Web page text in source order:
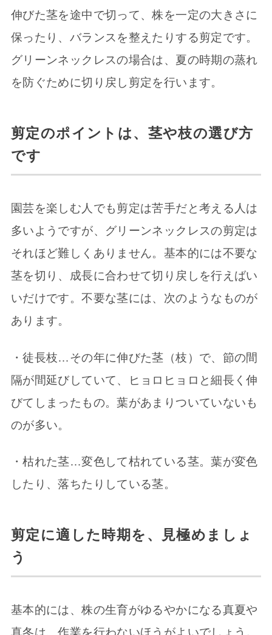
伸びた茎を途中で切って、株を一定の大きさに
保ったり、バランスを整えたりする剪定です。
グリーンネックレスの場合は、夏の時期の蒸れ
を防ぐために切り戻し剪定を行います。
剪定のポイントは、茎や枝の選び方
です
園芸を楽しむ人でも剪定は苦手だと考える人は
多いようですが、グリーンネックレスの剪定は
それほど難しくありません。基本的には不要な
茎を切り、成長に合わせて切り戻しを行えばい
いだけです。不要な茎には、次のようなものが
あります。
・徒長枝…その年に伸びた茎（枝）で、節の間
隔が間延びしていて、ヒョロヒョロと細長く伸
びてしまったもの。葉があまりついていないも
のが多い。
・枯れた茎…変色して枯れている茎。葉が変色
したり、落ちたりしている茎。
剪定に適した時期を、見極めましょ
う
基本的には、株の生育がゆるやかになる真夏や